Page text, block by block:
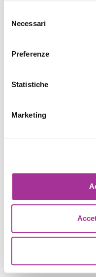
delNecessari
Preferenze
Statistiche
Marketing